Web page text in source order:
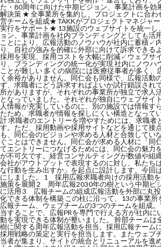
た・80周年に向けた中期ビジョン、事業計画を効
解決策 ★ 全事業所を集約し、プロジェクトに合わ
営チームを組成★ TAKKがプロジェクトマネジャ
実行をサポート★ 13施設のウェブサイトを統一
ョン、事業計画を社内ブランディングとしても活
ことにより、広報活動のノウハウが社内に蓄積✓
り、自社の強みを的確に外部に向けて訴求でき
採用を実現、採用コストを大幅に削減✓ウェブサ
り、ブランディングの統一化が実現 社内にノウ
ことが難しい 多くの病院には医療従事者が多く、
く余裕がありません。同仁会も同様で、広報活動
ず、求職者にどう訴求すればよいか試行錯誤され
所がありますが、それぞれの事業所が独立で求人
となっていました。それぞれが独自にウェブサイ
人情報が充実しているのに、別の施設では情報す
たため、求職者が情報を探しにくい構造となって
計 求職者のエントリーを増やすためには、求職者
す。ただ、採用動画や採用サイトなどを通じて接
も、同仁会のビジョンや求める人材と合致してい
ぐことはできません。同仁会が求める人材に「同
てエントリーにつなげるためには、同仁会の魅力
が不可欠です。経営コンサルティングが数値や組
会社がアウトプットで表現するのに対し、私たち
な行動を生み出すか」を起点に設計します。今回
にしました。 1 採用広報求職者向けの採用活動
施策を展開 2 周年広報2030年の樹という中期ビ
に活用 3 広報チームの組成広報活動を外部に丸
化できる体制を構築 この柱に沿って、13の事業
広報チーム、ウェブチームの3つのチームを組成
当することで、広報PRを専門で行える方が社内
動を実現できる体制が整いました。 幹部チーム
樹に関する周年広報活動を担当。採用広報チーム
採用戦略の策定と実行を担当します。またウェブ
当者が集まり、サイトの統合とリニューアルを進